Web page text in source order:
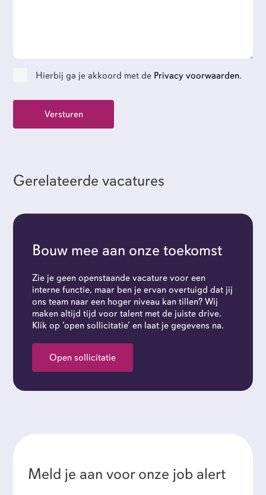
Flexi-jobs
Hierbij ga je akkoord met de Privacy voorwaarden.
Gerelateerde vacatures
Bouw mee aan onze toekomst
Zie je geen openstaande vacature voor een
interne functie, maar ben je ervan overtuigd dat jij
ons team naar een hoger niveau kan tillen? Wij
maken altijd tijd voor talent met de juiste drive.
Klik op ‘open sollicitatie‘ en laat je gegevens na.
Open sollicitatie
Meld je aan voor onze job alert